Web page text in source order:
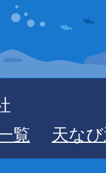
覧
天な